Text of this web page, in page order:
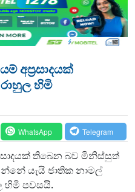
අප්‍රසාදයක්
හිමි
WhatsApp Telegram
තිබෙන බව මිනිස්සුත්
යැයි ජාතික නාමල්
හිමි පවසයි.